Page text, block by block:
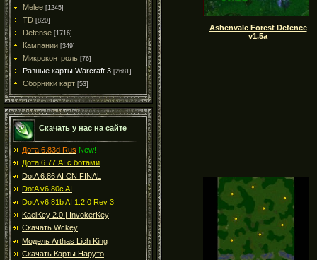
Melee [1245]
TD [820]
Defense [1716]
Кампании [349]
Микроконтроль [76]
Разные карты Warcraft 3 [2681]
Сборники карт [53]
Скачать у нас на сайте
Дота 6.83d Rus New!
Дота 6.77 AI с ботами
DotA 6.86 AI CN FINAL
DotA v6.80c AI
DotA v6.81b AI 1.2.0 Rev 3
KaelKey 2.0 | InvokerKey
Скачать Wckey
Модель Arthas Lich King
Скачать Карты Наруто
Ashenvale Forest Defence
v1.5a